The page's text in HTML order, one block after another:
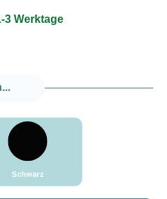
3 Werktage
Schwarz
###Schwarz###LensCoat